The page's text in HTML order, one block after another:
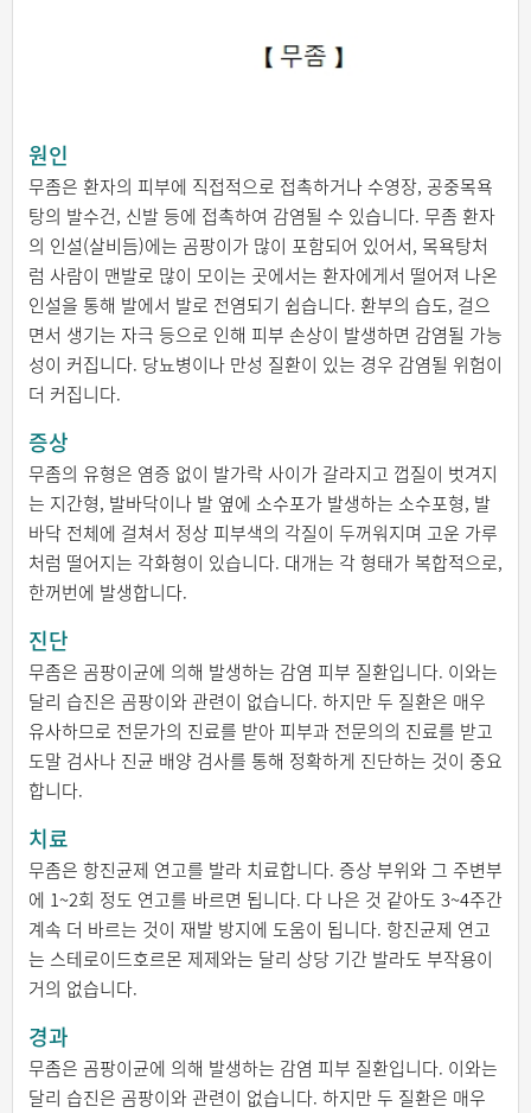
원인
무좀은 환자의 피부에 직접적으로 접촉하거나 수영장, 공중목욕
탕의 발수건, 신발 등에 접촉하여 감염될 수 있습니다. 무좀 환자
의 인설(살비듬)에는 곰팡이가 많이 포함되어 있어서, 목욕탕처
럼 사람이 맨발로 많이 모이는 곳에서는 환자에게서 떨어져 나온
인설을 통해 발에서 발로 전염되기 쉽습니다. 환부의 습도, 걸으
면서 생기는 자극 등으로 인해 피부 손상이 발생하면 감염될 가능
성이 커집니다. 당뇨병이나 만성 질환이 있는 경우 감염될 위험이
더 커집니다.
증상
무좀의 유형은 염증 없이 발가락 사이가 갈라지고 껍질이 벗겨지
는 지간형, 발바닥이나 발 옆에 소수포가 발생하는 소수포형, 발
바닥 전체에 걸쳐서 정상 피부색의 각질이 두꺼워지며 고운 가루
처럼 떨어지는 각화형이 있습니다. 대개는 각 형태가 복합적으로,
한꺼번에 발생합니다.
진단
무좀은 곰팡이균에 의해 발생하는 감염 피부 질환입니다. 이와는
달리 습진은 곰팡이와 관련이 없습니다. 하지만 두 질환은 매우
유사하므로 전문가의 진료를 받아 피부과 전문의의 진료를 받고
도말 검사나 진균 배양 검사를 통해 정확하게 진단하는 것이 중요
합니다.
치료
무좀은 항진균제 연고를 발라 치료합니다. 증상 부위와 그 주변부
에 1~2회 정도 연고를 바르면 됩니다. 다 나은 것 같아도 3~4주간
계속 더 바르는 것이 재발 방지에 도움이 됩니다. 항진균제 연고
는 스테로이드호르몬 제제와는 달리 상당 기간 발라도 부작용이
거의 없습니다.
경과
무좀은 곰팡이균에 의해 발생하는 감염 피부 질환입니다. 이와는
달리 습진은 곰팡이와 관련이 없습니다. 하지만 두 질환은 매우